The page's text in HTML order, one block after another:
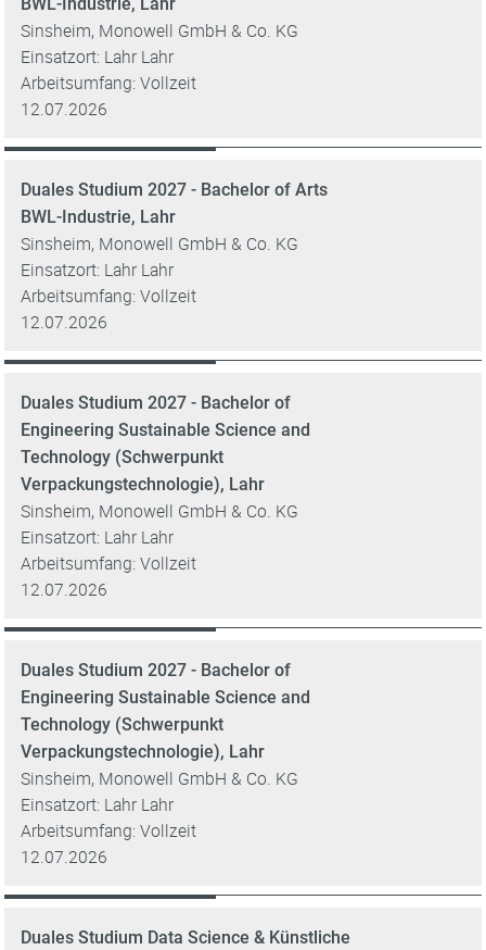
Sinsheim, Monowell GmbH & Co. KG
Einsatzort: Lahr Lahr
Arbeitsumfang: Vollzeit
12.07.2026
Duales Studium 2027 - Bachelor of Arts
BWL-Industrie, Lahr
Sinsheim, Monowell GmbH & Co. KG
Einsatzort: Lahr Lahr
Arbeitsumfang: Vollzeit
12.07.2026
Duales Studium 2027 - Bachelor of
Engineering Sustainable Science and
Technology (Schwerpunkt
Verpackungstechnologie), Lahr
Sinsheim, Monowell GmbH & Co. KG
Einsatzort: Lahr Lahr
Arbeitsumfang: Vollzeit
12.07.2026
Duales Studium 2027 - Bachelor of
Engineering Sustainable Science and
Technology (Schwerpunkt
Verpackungstechnologie), Lahr
Sinsheim, Monowell GmbH & Co. KG
Einsatzort: Lahr Lahr
Arbeitsumfang: Vollzeit
12.07.2026
Duales Studium Data Science & Künstliche